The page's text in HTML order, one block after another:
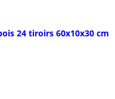
24 tiroirs 60x10x30 cm